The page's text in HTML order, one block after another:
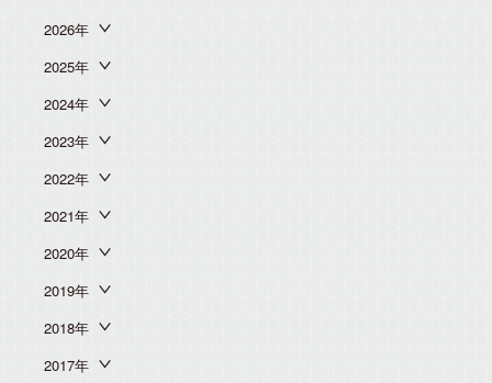
2026年
2025年
2024年
2023年
2022年
2021年
2020年
2019年
2018年
2017年